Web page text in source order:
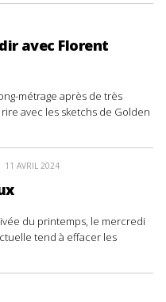
avec Florent
métrage après de très
avec les sketchs de Golden
11 AVRIL 2024
du printemps, le mercredi
tend à effacer les